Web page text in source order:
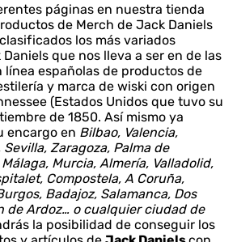
páginas en nuestra tienda
de Merch de Jack Daniels
los más variados
que nos lleva a ser en de las
línea españolas de productos de
y marca de wiski con origen
(Estados Unidos que tuvo su
de 1850. Así mismo ya
encargo en Bilbao, Valencia,
Zaragoza, Palma de
Murcia, Almería, Valladolid,
Compostela, A Coruña,
Badajoz, Salamanca, Dos
de Ardoz… o cualquier ciudad de
la posibilidad de conseguir los